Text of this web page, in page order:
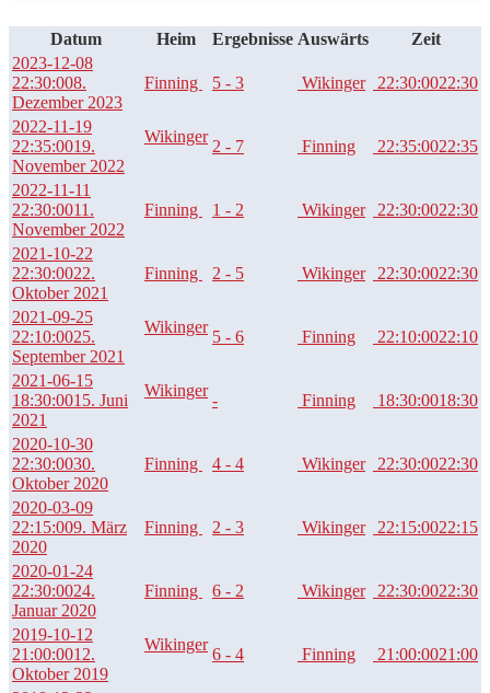
Datum Heim Ergebnisse Auswärts
Zeit
2023-12-08
22:30:008.
Dezember 2023
Finning 5 - 3 Wikinger 22:30:0022:30
2022-11-19
22:35:0019.
November 2022
Wikinger
2 - 7 Finning 22:35:0022:35
2022-11-11
22:30:0011.
November 2022
Finning 1 - 2 Wikinger 22:30:0022:30
2021-10-22
22:30:0022.
Oktober 2021
Finning 2 - 5 Wikinger 22:30:0022:30
2021-09-25
22:10:0025.
September 2021
Wikinger
5 - 6 Finning 22:10:0022:10
2021-06-15
18:30:0015. Juni
2021
Wikinger
- Finning 18:30:0018:30
2020-10-30
22:30:0030.
Oktober 2020
Finning 4 - 4 Wikinger 22:30:0022:30
2020-03-09
22:15:009. März
2020
Finning 2 - 3 Wikinger 22:15:0022:15
2020-01-24
22:30:0024.
Januar 2020
Finning 6 - 2 Wikinger 22:30:0022:30
2019-10-12
21:00:0012.
Oktober 2019
Wikinger
6 - 4 Finning 21:00:0021:00